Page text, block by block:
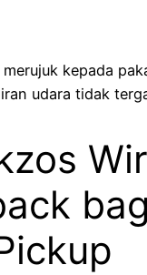
kepada
udara tidak